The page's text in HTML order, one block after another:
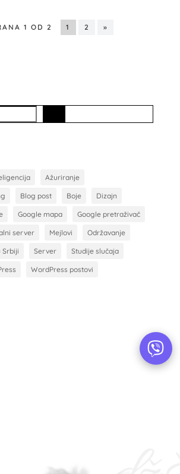
1 OD 2 1 2 »
Ažuriranje
Blog post Boje Dizajn
Google mapa Google pretraživač
server Mejlovi Održavanje
Srbiji Server Studije slučaja
WordPress postovi